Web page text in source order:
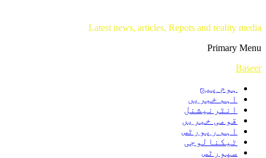
Latest news, articles, Repots and reality media
Primary Menu
Baseer
ہوم پیج
اہم خبریں
انٹرنیشنل
قومی خبریں
اہم رپورٹس
ٹیکنالوجی
سپورٹس